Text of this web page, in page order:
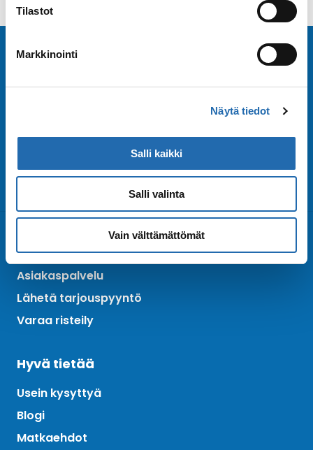
Tilastot
Markkinointi
Näytä tiedot
Salli kaikki
Salli valinta
Vain välttämättömät
Tilaa uutiskirje
Saat samalla ensimmäisten joukossa tiedot eri
Tilaa uutiskirje Arkisto
Asiakaspalvelu
Lähetä tarjouspyyntö
Varaa risteily
Hyvä tietää
Usein kysyttyä
Blogi
Matkaehdot